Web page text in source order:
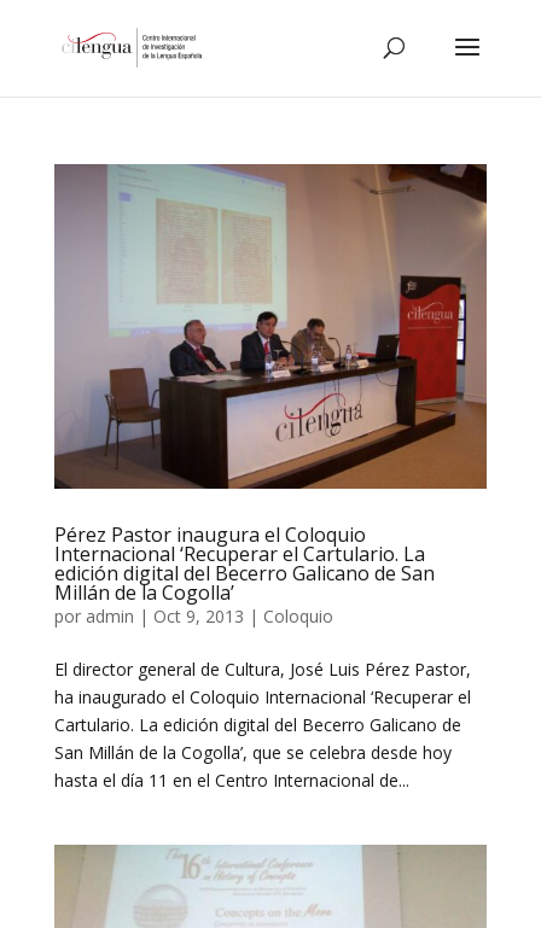
Pérez Pastor inaugura el Coloquio
Internacional ‘Recuperar el Cartulario. La
edición digital del Becerro Galicano de San
Millán de la Cogolla’
por admin | Oct 9, 2013 | Coloquio
El director general de Cultura, José Luis Pérez Pastor,
ha inaugurado el Coloquio Internacional ‘Recuperar el
Cartulario. La edición digital del Becerro Galicano de
San Millán de la Cogolla’, que se celebra desde hoy
hasta el día 11 en el Centro Internacional de...